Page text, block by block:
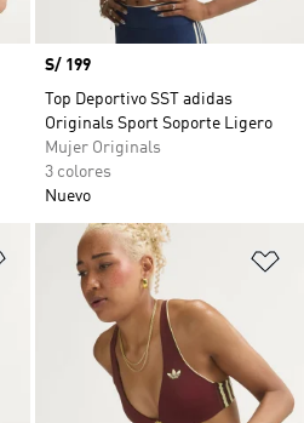
Precio
S/ 199
Top Deportivo SST adidas
Originals Sport Soporte Ligero
Mujer Originals
3 colores
Nuevo
Añadir a la lista de deseos